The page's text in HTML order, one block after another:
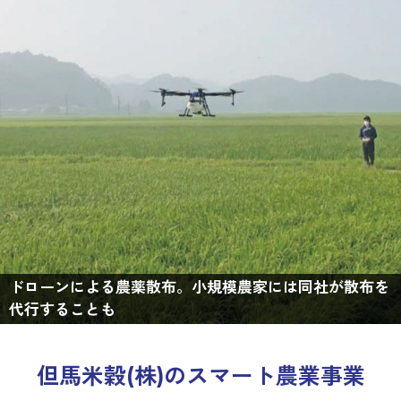
ドローンによる農薬散布。小規模農家には同社が散布を
代行することも
但馬米穀(株)のスマート農業事業